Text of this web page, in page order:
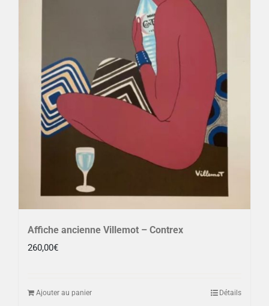
Affiche ancienne Villemot – Contrex
260,00€
Ajouter au panier Détails